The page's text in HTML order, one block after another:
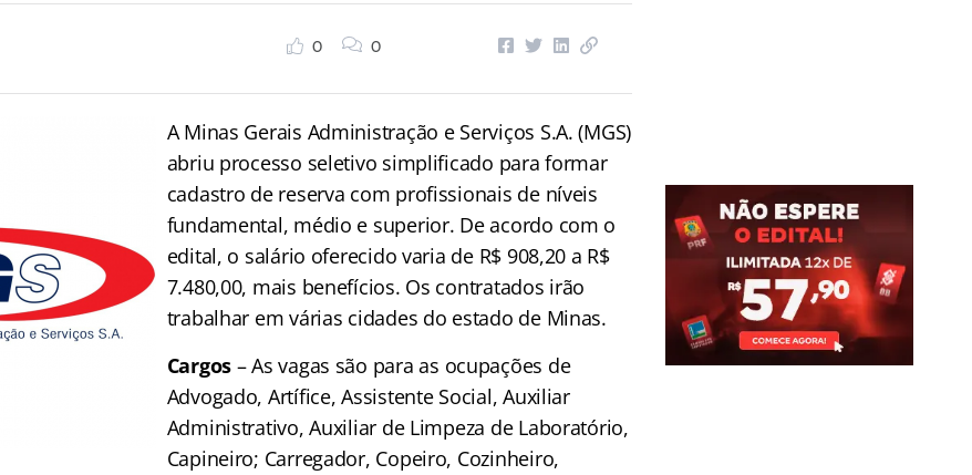
0 0
A Minas Gerais Administração e Serviços S.A. (MGS)
abriu processo seletivo simplificado para formar
cadastro de reserva com profissionais de níveis
fundamental, médio e superior. De acordo com o
edital, o salário oferecido varia de R$ 908,20 a R$
7.480,00, mais benefícios. Os contratados irão
trabalhar em várias cidades do estado de Minas.
Cargos– As vagas são para as ocupações de
Advogado, Artífice, Assistente Social, Auxiliar
Administrativo, Auxiliar de Limpeza de Laboratório,
Capineiro; Carregador, Copeiro, Cozinheiro,